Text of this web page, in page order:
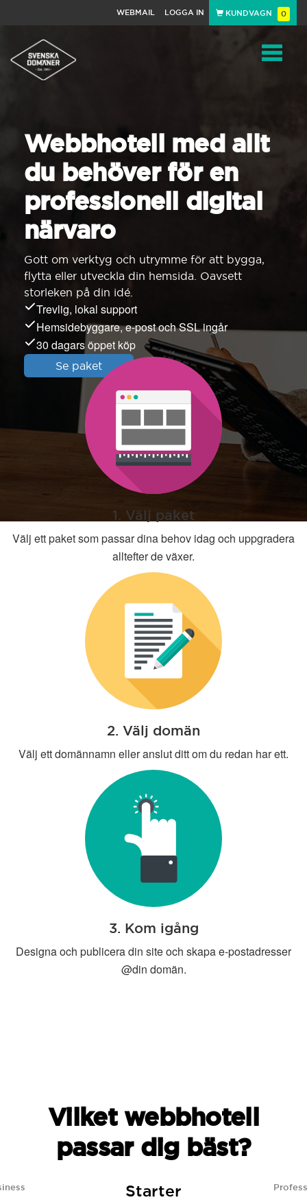
WEBMAIL LOGGA IN KUNDVAGN 0
Webbhotell med allt
du behöver för en
professionell digital
närvaro
Gott om verktyg och utrymme för att bygga,
flytta eller utveckla din hemsida. Oavsett
storleken på din idé.
Trevlig, lokal support
Hemsidebyggare, e-post och SSL ingår
30 dagars öppet köp
Se paket
1. Välj paket
Välj ett paket som passar dina behov idag och uppgradera
alltefter de växer.
2. Välj domän
Välj ett domännamn eller anslut ditt om du redan har ett.
3. Kom igång
Designa och publicera din site och skapa e-postadresser
@din domän.
Vilket webbhotell
passar dig bäst?
Starter